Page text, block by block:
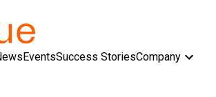
EventsSuccess StoriesCompany